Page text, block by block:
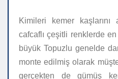
Kimileri kemer kaşlarını
cafcaflı çeşitli renklerde
büyük Topuzlu genelde
monte edilmiş olarak
gerçekten de gümüş